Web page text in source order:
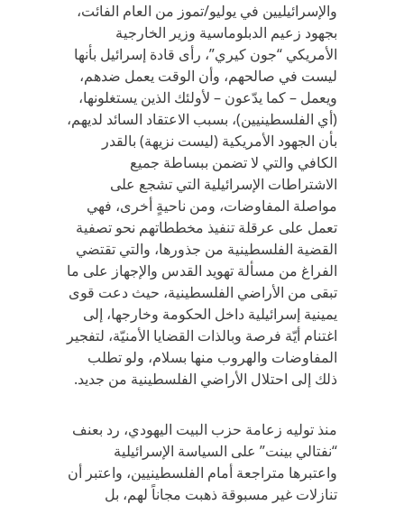
والإسرائيليين في يوليو/تموز من العام الفائت،
بجهود زعيم الدبلوماسية وزير الخارجية
الأمريكي “جون كيري”، رأى قادة إسرائيل بأنها
ليست في صالحهم، وأن الوقت يعمل ضدهم،
ويعمل – كما يدّعون – لأولئك الذين يستغلونها،
(أي الفلسطينيين)، بسبب الاعتقاد السائد لديهم،
بأن الجهود الأمريكية (ليست نزيهة) بالقدر
الكافي والتي لا تضمن ببساطة جميع
الاشتراطات الإسرائيلية التي تشجع على
مواصلة المفاوضات، ومن ناحيةٍ أخرى، فهي
تعمل على عرقلة تنفيذ مخططاتهم نحو تصفية
القضية الفلسطينية من جذورها، والتي تقتضي
الفراغ من مسألة تهويد القدس والإجهاز على ما
تبقى من الأراضي الفلسطينية، حيث دعت قوى
يمينية إسرائيلية داخل الحكومة وخارجها، إلى
اغتنام أيّة فرصة وبالذات القضايا الأمنيّة، لتفجير
المفاوضات والهروب منها بسلام، ولو تطلب
ذلك إلى احتلال الأراضي الفلسطينية من جديد.
منذ توليه زعامة حزب البيت اليهودي، رد بعنف
“نفتالي بينت” على السياسة الإسرائيلية
واعتبرها متراجعة أمام الفلسطينيين، واعتبر أن
تنازلات غير مسبوقة ذهبت مجاناً لهم، بل